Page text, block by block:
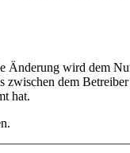
Änderung wird dem
dem
hat.